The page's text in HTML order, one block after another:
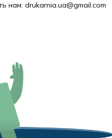
нам: drukarnia.ua@gmail.com